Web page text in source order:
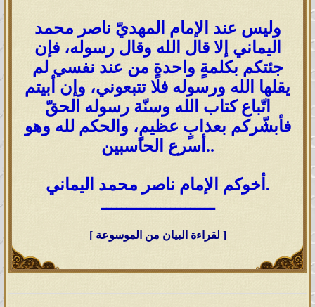
وليس عند الإمام المهديّ ناصر محمد
اليماني إلا قال الله وقال رسوله، فإن
جئتكم بكلمةٍ واحدةٍ من عند نفسي لم
يقلها الله ورسوله فلا تتبعوني، وإن أبيتم
اتّباع كتاب الله وسنّة رسوله الحقّ
فأبشّركم بعذابٍ عظيمٍ، والحكم لله وهو
أسرع الحاسبين..
أخوكم الإمام ناصر محمد اليماني.
ـــــــــــــــــــــــ
[ لقراءة البيان من الموسوعة ]